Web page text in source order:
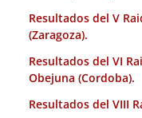
Resultados del V
(Zaragoza).
Resultados del VI
Obejuna (Cordoba).
Resultados del VIII